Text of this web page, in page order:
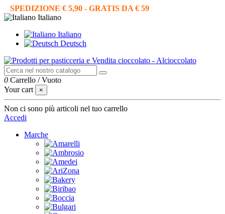
SPEDIZIONE € 5,90 - GRATIS DA € 59
Italiano
Italiano
Deutsch
0 Carrello /Vuoto
Your cart
×
Non ci sono più articoli nel tuo carrello
Accedi
Marche